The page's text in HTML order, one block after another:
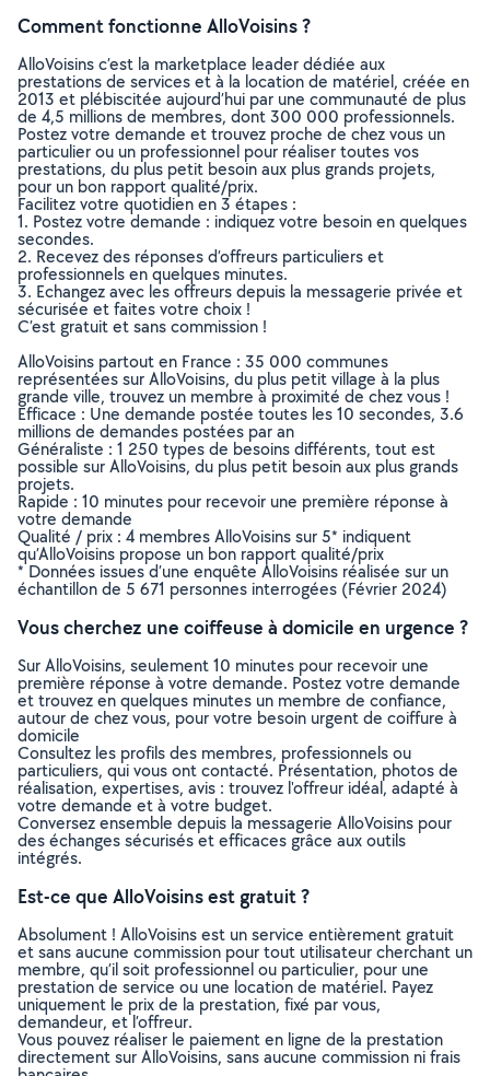
Comment fonctionne AlloVoisins ?
AlloVoisins c’est la marketplace leader dédiée aux
prestations de services et à la location de matériel, créée en
2013 et plébiscitée aujourd’hui par une communauté de plus
de 4,5 millions de membres, dont 300 000 professionnels.
Postez votre demande et trouvez proche de chez vous un
particulier ou un professionnel pour réaliser toutes vos
prestations, du plus petit besoin aux plus grands projets,
pour un bon rapport qualité/prix.
Facilitez votre quotidien en 3 étapes :
1. Postez votre demande : indiquez votre besoin en quelques
secondes.
2. Recevez des réponses d’offreurs particuliers et
professionnels en quelques minutes.
3. Echangez avec les offreurs depuis la messagerie privée et
sécurisée et faites votre choix !
C’est gratuit et sans commission !
AlloVoisins partout en France : 35 000 communes
représentées sur AlloVoisins, du plus petit village à la plus
grande ville, trouvez un membre à proximité de chez vous !
Efficace : Une demande postée toutes les 10 secondes, 3.6
millions de demandes postées par an
Généraliste : 1 250 types de besoins différents, tout est
possible sur AlloVoisins, du plus petit besoin aux plus grands
projets.
Rapide : 10 minutes pour recevoir une première réponse à
votre demande
Qualité / prix : 4 membres AlloVoisins sur 5* indiquent
qu’AlloVoisins propose un bon rapport qualité/prix
* Données issues d’une enquête AlloVoisins réalisée sur un
échantillon de 5 671 personnes interrogées (Février 2024)
Vous cherchez une coiffeuse à domicile en urgence ?
Sur AlloVoisins, seulement 10 minutes pour recevoir une
première réponse à votre demande. Postez votre demande
et trouvez en quelques minutes un membre de confiance,
autour de chez vous, pour votre besoin urgent de coiffure à
domicile
Consultez les profils des membres, professionnels ou
particuliers, qui vous ont contacté. Présentation, photos de
réalisation, expertises, avis : trouvez l'offreur idéal, adapté à
votre demande et à votre budget.
Conversez ensemble depuis la messagerie AlloVoisins pour
des échanges sécurisés et efficaces grâce aux outils
intégrés.
Est-ce que AlloVoisins est gratuit ?
Absolument ! AlloVoisins est un service entièrement gratuit
et sans aucune commission pour tout utilisateur cherchant un
membre, qu’il soit professionnel ou particulier, pour une
prestation de service ou une location de matériel. Payez
uniquement le prix de la prestation, fixé par vous,
demandeur, et l’offreur.
Vous pouvez réaliser le paiement en ligne de la prestation
directement sur AlloVoisins, sans aucune commission ni frais